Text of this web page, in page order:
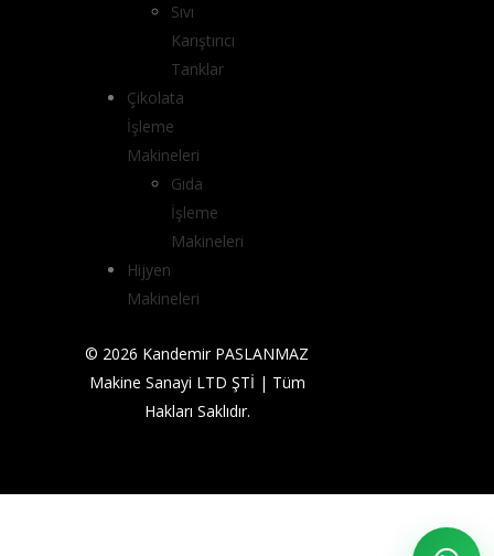
Sıvı
Karıştırıcı
Tanklar
Çikolata
İşleme
Makineleri
Gıda
İşleme
Makineleri
Hijyen
Makineleri
© 2026 Kandemir PASLANMAZ
Makine Sanayi LTD ŞTİ | Tüm
Hakları Saklıdır.